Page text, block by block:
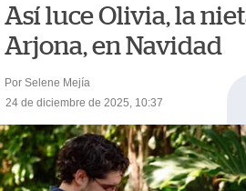
Así luce Olivia, la
Arjona, en Navidad
Por Selene Mejía
24 de diciembre de 2025, 10:37